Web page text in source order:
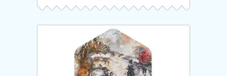
Warning:
Attempt